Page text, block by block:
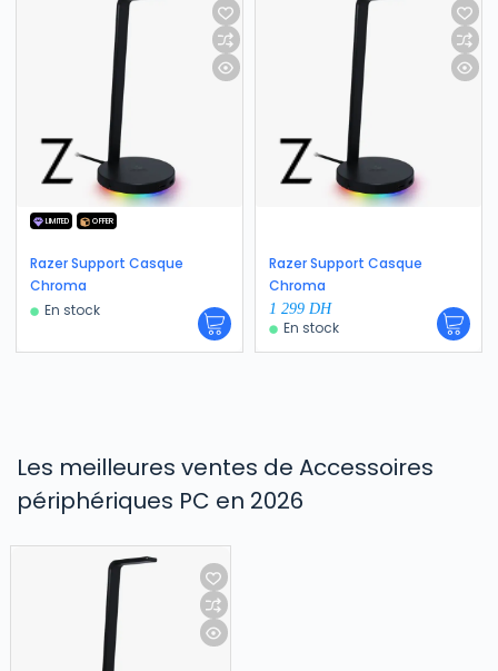
LIMITED OFFER
Razer Support Casque
Chroma
En stock
Razer Support Casque
Chroma
1 299 DH
En stock
Les meilleures ventes de Accessoires
périphériques PC en 2026